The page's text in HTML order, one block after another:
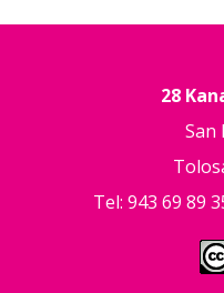
28
San
Tel: 943 69 89